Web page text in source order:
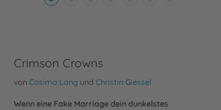
Crimson Crowns
von Cosima Lang und Christin Giessel
Wenn eine Fake Marriage dein dunkelstes